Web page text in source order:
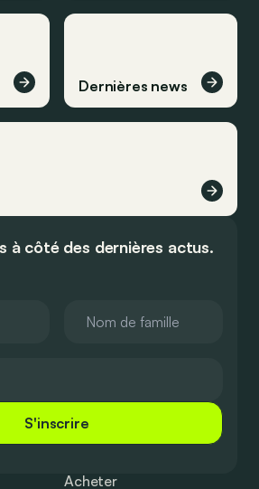
Dernières news
à côté des dernières actus.
S'inscrire
Acheter